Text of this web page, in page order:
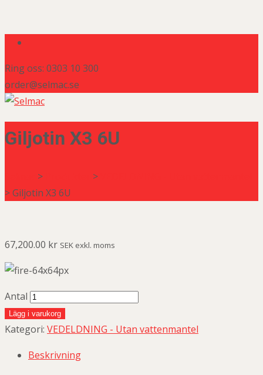
Ring oss: 0303 10 300
order@selmac.se
Giljotin X3 6U
> >
>Giljotin X3 6U
67,200.00 kr SEK exkl. moms
Antal
Lägg i varukorg
Kategori: VEDELDNING - Utan vattenmantel
Beskrivning